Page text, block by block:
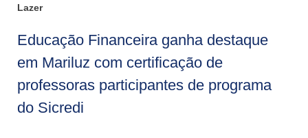
Lazer
Educação Financeira ganha destaque
em Mariluz com certificação de
professoras participantes de programa
do Sicredi